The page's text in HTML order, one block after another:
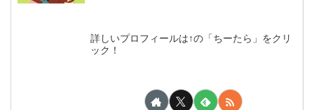
詳しいプロフィールは↑の「ちーたら」をクリ
ック！